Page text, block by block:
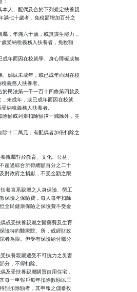
本人、配偶及合於下列規定扶養親
滿七十歲者，免稅額增加百分之
屬，年滿六十歲，或無謀生能力，
歲受納稅義務人扶養者，免稅額
成年而因在校就學、身心障礙或無
、姊妹未成年，或已成年而因在校
義務人扶養者。
於民法第一千一百十四條第四款及
，未成年，或已成年而因在校就
受納稅義務人扶養者。
額或列舉扣除額擇一減除外，並
除十二萬元；有配偶者加倍扣除之
親屬對於教育、文化、公益、
不超過綜合所得總額百分之二十
及對政府之捐獻，不受金額之限
扶養直系親屬之人身保險、勞工
教保險之保險費，每人每年扣除
但全民健康保險之保險費不受金
偶或受扶養親屬之醫藥費及生育
保險特約醫療院、所，或經財政
院者為限。但受有保險給付部分
受扶養親屬遭受不可抗力之災害
分，不得扣除。
偶及受扶養親屬購買自用住宅，
其每一申報戶每年扣除數額以三
特別扣除額者，其申報之儲蓄投